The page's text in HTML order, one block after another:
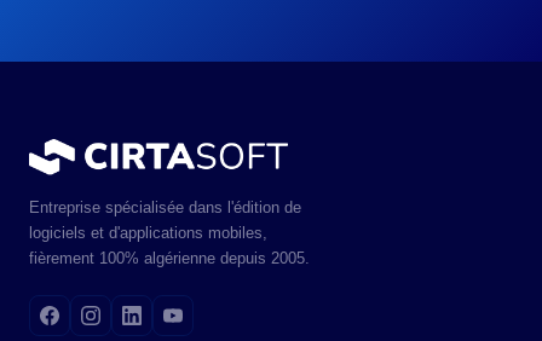
Entreprise spécialisée dans l'édition de
logiciels et d'applications mobiles,
fièrement 100% algérienne depuis 2005.